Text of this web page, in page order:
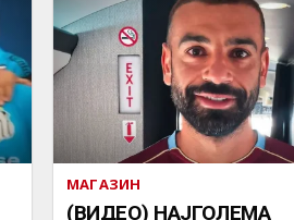
МАГАЗИН
(ВИДЕО) НАЈГОЛЕМА